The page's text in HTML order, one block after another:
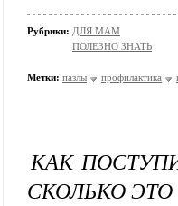
Рубрики: ДЛЯ МАМ
ПОЛЕЗНО ЗНАТЬ
Метки: пазлы профилактика
КАК
СКОЛЬКО ЭТО